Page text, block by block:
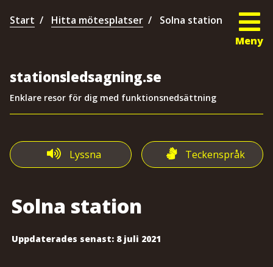
Start Hitta mötesplatser Solna station
stationsledsagning.se
Enklare resor för dig med funktionsnedsättning
Meny
Lyssna Teckenspråk
Solna station
Uppdaterades senast: 8 juli 2021